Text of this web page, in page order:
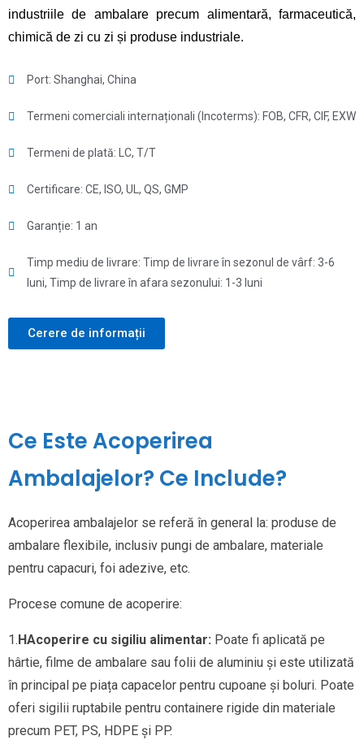
industriile de ambalare precum alimentară, farmaceutică,
chimică de zi cu zi și produse industriale.
Port: Shanghai, China
Termeni comerciali internaționali (Incoterms): FOB, CFR, CIF, EXW
Termeni de plată: LC, T/T
Certificare: CE, ISO, UL, QS, GMP
Garanție: 1 an
Timp mediu de livrare: Timp de livrare în sezonul de vârf: 3-6
luni, Timp de livrare în afara sezonului: 1-3 luni
Cerere de informații
Ce Este Acoperirea
Ambalajelor? Ce Include?
Acoperirea ambalajelor se referă în general la: produse de
ambalare flexibile, inclusiv pungi de ambalare, materiale
pentru capacuri, foi adezive, etc.
Procese comune de acoperire:
1. HAcoperire cu sigiliu alimentar: Poate fi aplicată pe
hârtie, filme de ambalare sau folii de aluminiu și este utilizată
în principal pe piața capacelor pentru cupoane și boluri. Poate
oferi sigilii ruptabile pentru containere rigide din materiale
precum PET, PS, HDPE și PP.